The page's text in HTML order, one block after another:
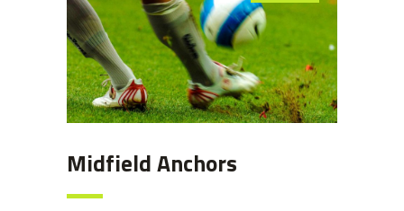
Midfield Anchors